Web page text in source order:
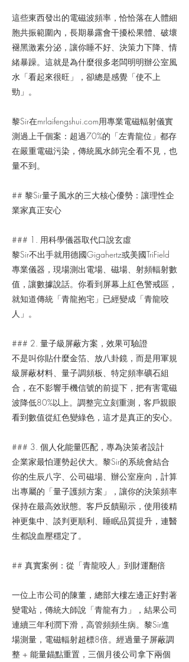
這些東西發出的電磁波頻率，恰恰落在人體細
胞共振範圍內，長期暴露會干擾松果體、破壞
褪黑激素分泌，讓你睡不好、決策力下降、情
緒暴躁。這就是為什麼很多老闆明明辦公室風
水「看起來很旺」，卻總是感覺「使不上
勁」。
黎Sir在mrlaifengshui.com用專業電磁輻射儀實
測過上千個案：超過70%的「左青龍位」都存
在嚴重電磁污染，傳統風水師完全看不見，也
量不到。
## 黎Sir量子風水的三大核心優勢：讓理性企
業家真正安心
### 1. 用科學儀器取代口說玄虛
黎Sir不出手就用德國Gigahertz或美國TriField
專業儀器，現場測出電場、磁場、射頻輻射數
值，讓數據說話。你看到屏幕上紅色警戒區，
就知道傳統「青龍抱宅」已經變成「青龍咬
人」。
### 2. 量子級屏蔽方案，效果可驗證
不是叫你貼什麼金箔、放八卦鏡，而是用軍規
級屏蔽材料、量子調頻板、特定頻率礦石組
合，在不影響手機信號的前提下，把有害電磁
波降低80%以上。調整完立刻重測，客戶親眼
看到數值從紅色變綠色，這才是真正的安心。
### 3. 個人化能量匹配，專為決策者設計
企業家最怕運勢起伏大。黎Sir的系統會結合
你的生辰八字、公司磁場、辦公室座向，計算
出專屬的「量子護頻方案」，讓你的決策頻率
保持在最高效狀態。客戶反饋顯示，使用後精
神更集中、談判更順利、睡眠品質提升，連醫
生都說血壓穩定了。
## 真實案例：從「青龍咬人」到財運翻倍
一位上市公司的陳董，總部大樓左邊正好對著
變電站，傳統大師說「青龍有力」，結果公司
連續三年利潤下滑，高管頻頻生病。黎Sir進
場測量，電磁輻射超標8倍。經過量子屏蔽調
整 + 能量錨點重置，三個月後公司拿下兩個